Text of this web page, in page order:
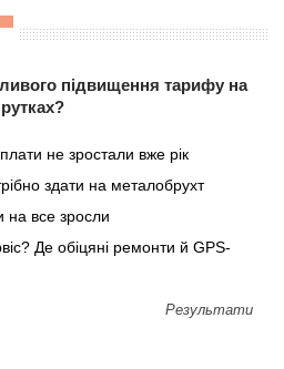
підвищення тарифу на
не зростали вже рік
здати на металобрухт
на все зросли
Де обіцяні ремонти й GPS-
Результати